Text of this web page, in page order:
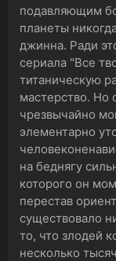
подавляющим
планеты
джинна. Ради
сериала "Все
титаническую
мастерство. Но
чрезвычайно
элементарно
на беднягу
которого он
перестав
существовало
то, что злодей
несколько